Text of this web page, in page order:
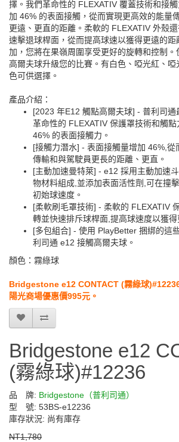
擇。我們革命性的 FLEXATIV 覆蓋技術和接
加 46% 的表面接觸，從而實現更高效的能量
更遠、更直的距離。柔軟的 FLEXATIV 外殼
速擊退球桿面，從而提高球速以獲得更遠的距
加，您將在果嶺周圍享受更好的旋轉和控制
高爾夫球升級您的比賽。有白色、啞光紅、
色可供選擇。
產品介紹：
[2023 年E12 觸點高爾夫球] - 普利司通
革命性的 FLEXATIV 保護罩技術和觸
46% 的表面接觸力。
[接觸力潛水] - 表面接觸量增加 46%,從
傳輸和與駕駛員更長的距離、更直。
[主動加速曼特萊] - e12 採用主動加速
物材料組成,並添加表面活性劑,可在撞
初始球速度。
[柔軟刷毛罩技術] - 柔軟的 FLEXATIV
轉並快速排斥球桿面,提高球速度以獲得
[多包組合] - 使用 PlayBetter 捆綁的這
利司通 e12 接觸高爾夫球。
顏色：霧綠球
Bridgestone e12 CONTACT (霧綠球
陽光商場優惠價995元。
Bridgestone e12
(霧綠球)#12236
品 牌: Bridgestone（普利司通）
型 號: 53BS-e12236
庫存狀況: 尚有庫存
NT1,780